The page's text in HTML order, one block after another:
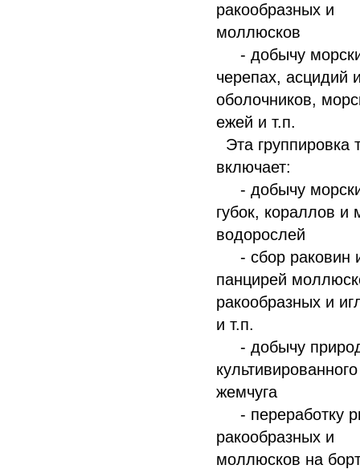
ракообразных и
моллюсков
- добычу
черепах, асцидий
оболочников,
ежей и т.п.
Эта группировка
включает:
- добычу
губок, кораллов и
водорослей
- сбор раковин
панцирей
ракообразных и
и т.п.
- добычу
культивированного
жемчуга
- переработку
ракообразных и
моллюсков на